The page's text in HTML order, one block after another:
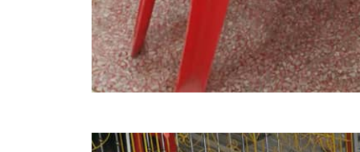
ยกเลิกประกาศเชิญชวน
ยกเลิกประกาศผู้ชนะ